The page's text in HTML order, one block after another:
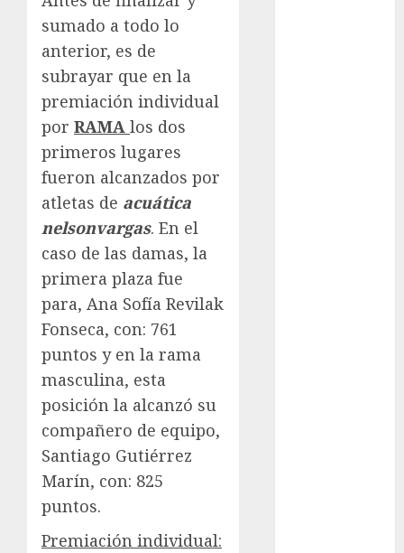
sumado a todo lo
anterior, es de
subrayar que en la
premiación individual
por RAMA los dos
primeros lugares
fueron alcanzados por
atletas de acuática
nelsonvargas. En el
caso de las damas, la
primera plaza fue
para, Ana Sofía Revilak
Fonseca, con: 761
puntos y en la rama
masculina, esta
posición la alcanzó su
compañero de equipo,
Santiago Gutiérrez
Marín, con: 825
puntos.
Premiación individual: